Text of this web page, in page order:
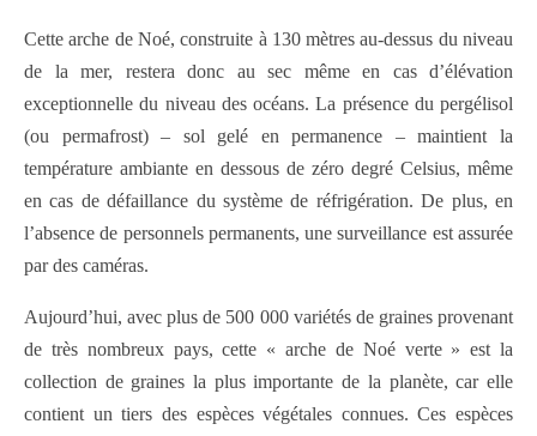
Cette arche de Noé, construite à 130 mètres au-dessus du niveau
de la mer, restera donc au sec même en cas d’élévation
exceptionnelle du niveau des océans. La présence du pergélisol
(ou permafrost) – sol gelé en permanence – maintient la
température ambiante en dessous de zéro degré Celsius, même
en cas de défaillance du système de réfrigération. De plus, en
l’absence de personnels permanents, une surveillance est assurée
par des caméras.
Aujourd’hui, avec plus de 500 000 variétés de graines provenant
de très nombreux pays, cette « arche de Noé verte » est la
collection de graines la plus importante de la planète, car elle
contient un tiers des espèces végétales connues. Ces espèces